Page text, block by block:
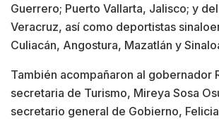
Guerrero; Puerto Vallarta, Jalisco; y
Veracruz, así como deportistas
Culiacán, Angostura, Mazatlán y
También acompañaron al gobernador
secretaria de Turismo, Mireya Sosa
secretario general de Gobierno,